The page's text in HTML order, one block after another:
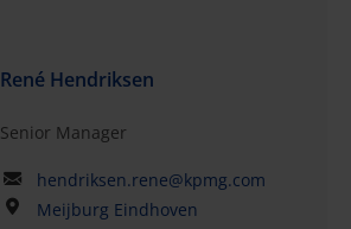
René Hendriksen
Senior Manager
hendriksen.rene@kpmg.com
Meijburg Eindhoven